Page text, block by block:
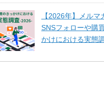
【2026年】メルマ
SNSフォローや購
かけにおける実態